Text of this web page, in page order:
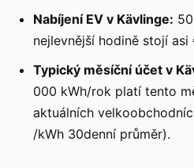
Nabíjení EV v Kävlinge:
nejlevnější hodině stojí asi
Typický měsíční účet v
000 kWh/rok platí tento
aktuálních
/kWh 30denní průměr).